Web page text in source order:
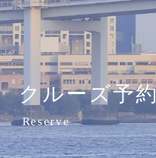
クルーズ予
Reserve